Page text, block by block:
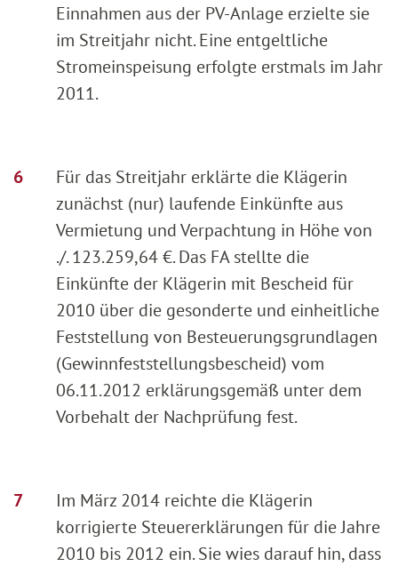
Einnahmen aus der PV-Anlage erzielte sie
im Streitjahr nicht. Eine entgeltliche
Stromeinspeisung erfolgte erstmals im Jahr
2011.
Für das Streitjahr erklärte die Klägerin
zunächst (nur) laufende Einkünfte aus
Vermietung und Verpachtung in Höhe von
./. 123.259,64 €. Das FA stellte die
Einkünfte der Klägerin mit Bescheid für
2010 über die gesonderte und einheitliche
Feststellung von Besteuerungsgrundlagen
(Gewinnfeststellungsbescheid) vom
06.11.2012 erklärungsgemäß unter dem
Vorbehalt der Nachprüfung fest.
Im März 2014 reichte die Klägerin
korrigierte Steuererklärungen für die Jahre
2010 bis 2012 ein. Sie wies darauf hin, dass